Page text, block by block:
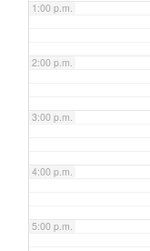
1:00 p.m.
2:00 p.m.
3:00 p.m.
4:00 p.m.
5:00 p.m.